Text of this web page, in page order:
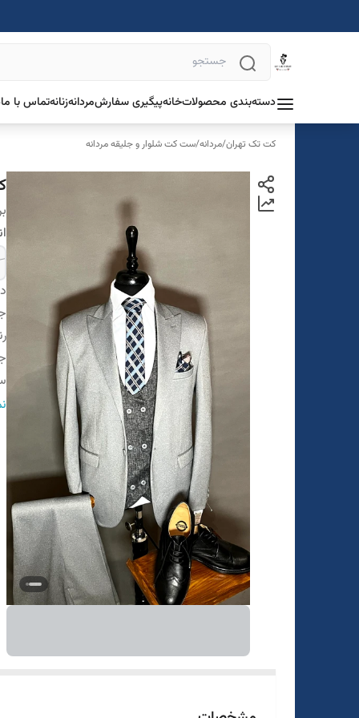
دسته‌بندی محصولاتخانهپیگیری سفارشمردانهزنانهتماس با ما
کت تک تهران/مردانه/ست کت شلوار و جلیقه مردانه